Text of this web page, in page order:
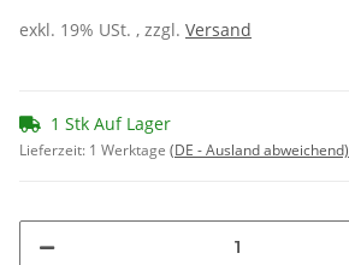
exkl. 19% USt. , zzgl. Versand
1 Stk Auf Lager
Lieferzeit: 1 Werktage (DE - Ausland abweichend)